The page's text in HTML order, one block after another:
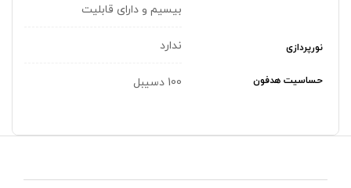
بیسیم و دارای قابلیت
نورپردازی ندارد
حساسیت هدفون 100 دسیبل